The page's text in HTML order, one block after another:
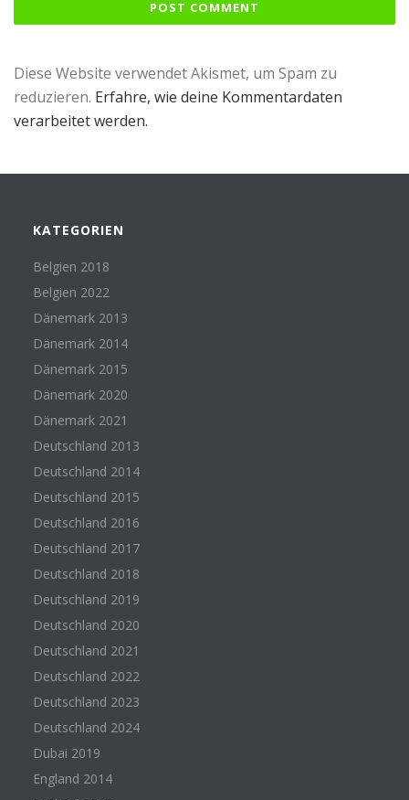
Diese Website verwendet Akismet, um Spam zu
reduzieren. Erfahre, wie deine Kommentardaten
verarbeitet werden.
KATEGORIEN
Belgien 2018
Belgien 2022
Dänemark 2013
Dänemark 2014
Dänemark 2015
Dänemark 2020
Dänemark 2021
Deutschland 2013
Deutschland 2014
Deutschland 2015
Deutschland 2016
Deutschland 2017
Deutschland 2018
Deutschland 2019
Deutschland 2020
Deutschland 2021
Deutschland 2022
Deutschland 2023
Deutschland 2024
Dubai 2019
England 2014